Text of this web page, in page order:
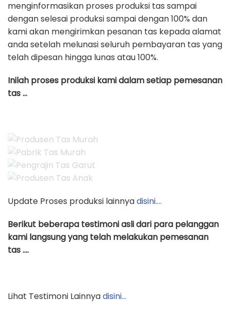
menginformasikan proses produksi tas sampai
dengan selesai produksi sampai dengan 100% dan
kami akan mengirimkan pesanan tas kepada alamat
anda setelah melunasi seluruh pembayaran tas yang
telah dipesan hingga lunas atau 100%.
Inilah proses produksi kami dalam setiap pemesanan
tas …
Update Proses produksi lainnyadisini….
Berikut beberapa testimoni asli dari para pelanggan
kami langsung yang telah melakukan pemesanan
tas ….
Lihat Testimoni Lainnyadisini…